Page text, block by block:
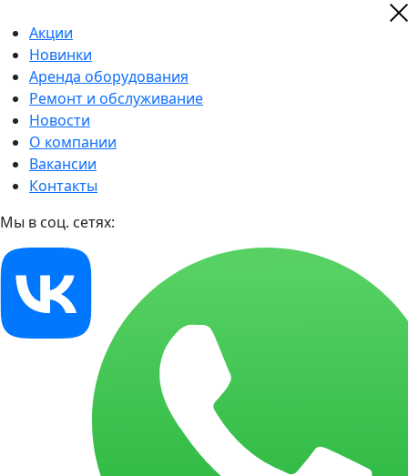
Акции
Новинки
Аренда оборудования
Ремонт и обслуживание
Новости
О компании
Вакансии
Контакты
Мы в соц. сетях: